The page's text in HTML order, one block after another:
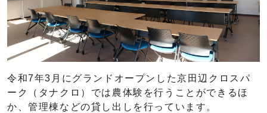
令和7年3月にグランドオープンした京田辺クロスパ
ーク（タナクロ）では農体験を行うことができるほ
か、管理棟などの貸し出しを行っています。